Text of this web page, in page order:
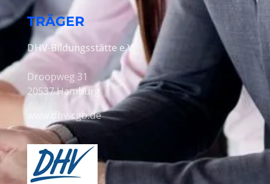
TRÄGER
DHV-Bildungsstätte e.V.
Droopweg 31
20537 Hamburg
www.dhv-cgb.de